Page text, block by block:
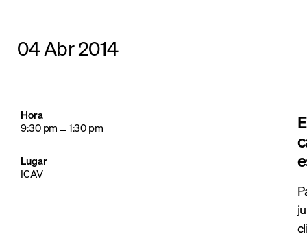
04 Abr 2014
Hora
9:30 pm
1:30 pm
Lugar
ICAV